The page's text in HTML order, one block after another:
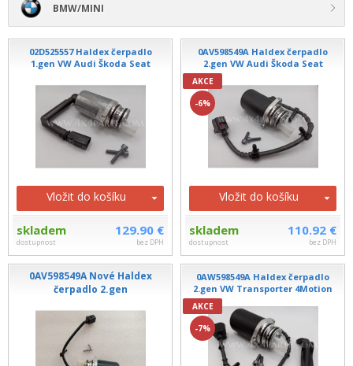
BMW/MINI
02D525557 Haldex čerpadlo
1.gen VW Audi Škoda Seat
Vložit do košíku
skladem
dostupnost
129.90 €
bez DPH
0AV598549A Haldex čerpadlo
2.gen VW Audi Škoda Seat
AKCE
-6%
Vložit do košíku
skladem
dostupnost
110.92 €
bez DPH
0AV598549A Nové Haldex
čerpadlo 2.gen
0AW598549A Haldex čerpadlo
2.gen VW Transporter 4Motion
AKCE
-7%